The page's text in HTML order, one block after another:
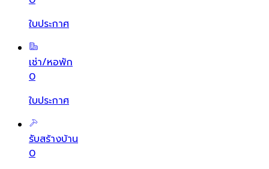
ใบประกาศ
เช่า/หอพัก
0
ใบประกาศ
รับสร้างบ้าน
0